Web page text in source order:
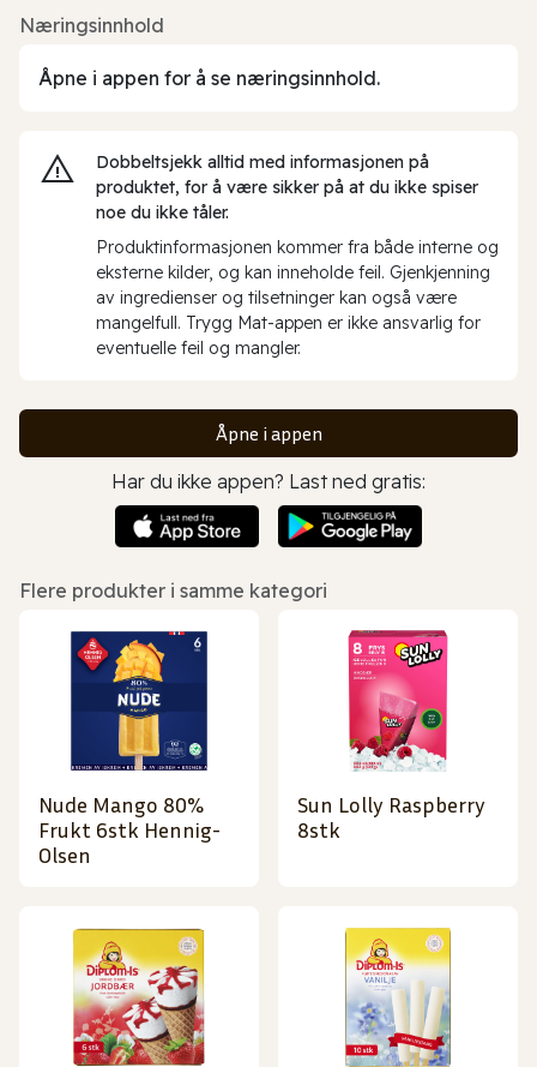
Næringsinnhold
Åpne i appen for å se næringsinnhold.
Dobbeltsjekk alltid med informasjonen på
produktet, for å være sikker på at du ikke spiser
noe du ikke tåler.
Produktinformasjonen kommer fra både interne og
eksterne kilder, og kan inneholde feil. Gjenkjenning
av ingredienser og tilsetninger kan også være
mangelfull. Trygg Mat-appen er ikke ansvarlig for
eventuelle feil og mangler.
Åpne i appen
Har du ikke appen? Last ned gratis:
Flere produkter i samme kategori
Nude Mango 80%
Frukt 6stk Hennig-
Olsen
Sun Lolly Raspberry
8stk